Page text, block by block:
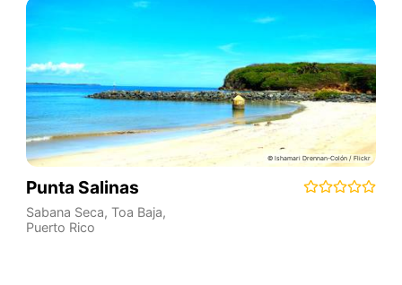
Punta Salinas
Sabana Seca, Toa Baja,
Puerto Rico